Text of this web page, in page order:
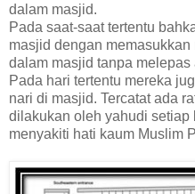
dalam masjid.
Pada saat-saat tertentu
masjid dengan
dalam masjid tanpa
Pada hari tertentu mereka
nari di masjid. Tercatat ada
dilakukan oleh yahudi
menyakiti hati kaum Muslim